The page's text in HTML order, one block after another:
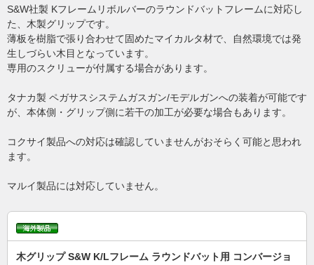
S&W社製 Kフレームリボルバーのラウンドバットフレームに対応し
た、木製グリップです。
薄板を樹脂で張り合わせて固めたマイカルタ材で、自然環境では発
生しづらい木目となっています。
専用のスクリューが付属する場合があります。
タナカ製 ペガサスシステムガスガン/モデルガンへの装着が可能です
が、本体側・グリップ側に若干の加工が必要な場合もあります。
コクサイ製品への対応は確認していませんがおそらく可能と思われ
ます。
マルイ製品には対応していません。
木グリップ S&W K/Lフレーム ラウンドバット用 コンバージョ